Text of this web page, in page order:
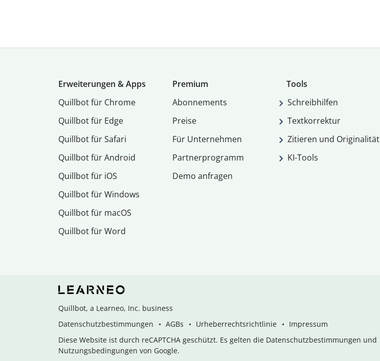
Erweiterungen & Apps
Quillbot für Chrome
Quillbot für Edge
Quillbot für Safari
Quillbot für Android
Quillbot für iOS
Quillbot für Windows
Quillbot für macOS
Quillbot für Word
Premium
Abon­ne­ments
Preise
Für Unternehmen
Partnerprogramm
Demo anfragen
Tools
Schreibhilfen
Textkorrektur
Zitieren und Originalität
KI-Tools
Quillbot, a Learneo, Inc. business
Datenschutzbestimmungen
AGBs Urheberrechtsrichtlinie
Impressum
Diese Website ist durch reCAPTCHA geschützt. Es gelten die Datenschutzbestimmungen und
Nutzungsbedingungen von Google.